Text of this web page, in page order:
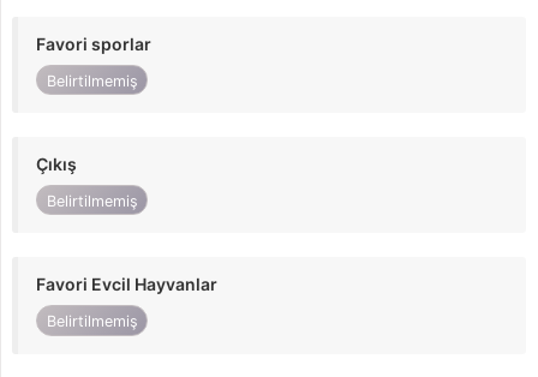
Favori sporlar
Belirtilmemiş
Çıkış
Belirtilmemiş
Favori Evcil Hayvanlar
Belirtilmemiş